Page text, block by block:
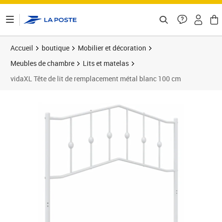
Accueil boutique
Mobilier et décoration
Meubles de chambre
Lits et matelas
vidaXL Tête de lit de remplacement métal blanc 100 cm